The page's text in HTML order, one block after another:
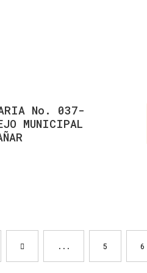
No.
037-
MUNICIPAL
... 5 6